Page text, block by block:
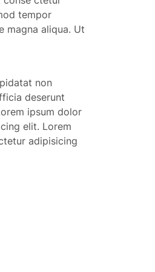
tempor
magna aliqua. Ut
non
deserunt
ipsum dolor
elit. Lorem
adipisicing